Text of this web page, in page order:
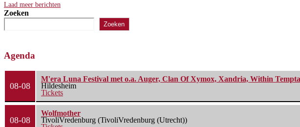
Laad meer berichten
Zoeken
Zoeken
Agenda
08-08
M'era Luna Festival met o.a. Auger, Clan Of Xymox, Xandria, Within
Hildesheim
Tickets
08-08
Wolfmother
TivoliVredenburg (TivoliVredenburg (Utrecht))